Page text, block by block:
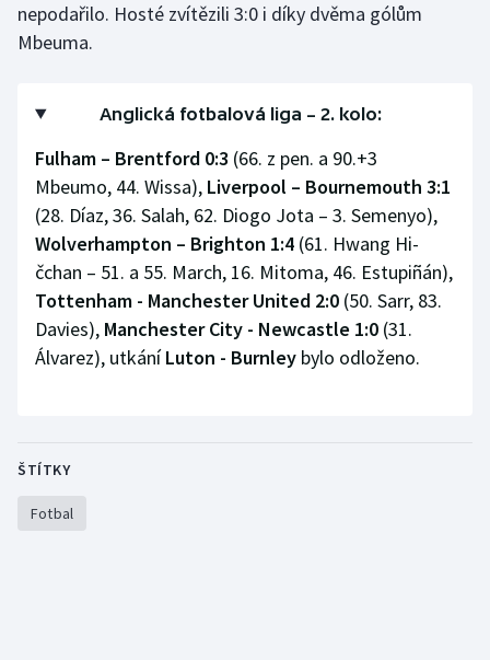
Rychlostní kanoistika
Sportovní střelba
Stolní tenis
Triatlon
Veslování
Vodní slalom
nepodařilo. Hosté zvítězili 3:0 i díky dvěma gólům
Mbeuma.
Anglická fotbalová liga – 2. kolo:
Fulham – Brentford 0:3 (66. z pen. a 90.+3
Mbeumo, 44. Wissa), Liverpool – Bournemouth 3:1
(28. Díaz, 36. Salah, 62. Diogo Jota – 3. Semenyo),
Wolverhampton – Brighton 1:4 (61. Hwang Hi-
čchan – 51. a 55. March, 16. Mitoma, 46. Estupiñán),
Tottenham - Manchester United 2:0 (50. Sarr, 83.
Davies), Manchester City - Newcastle 1:0 (31.
Álvarez), utkáníLuton - Burnley bylo odloženo.
ŠTÍTKY
Fotbal